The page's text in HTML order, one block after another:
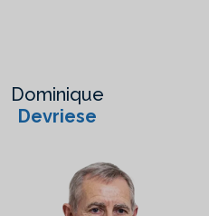
Dominique
Devriese